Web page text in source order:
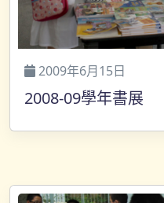
2009年6月15日
2008-09學年書展